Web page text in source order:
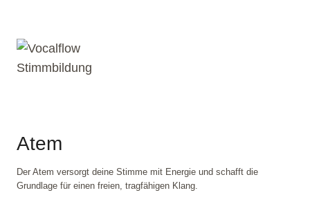
Atem
Der Atem versorgt deine Stimme mit Energie und schafft die
Grundlage für einen freien, tragfähigen Klang.